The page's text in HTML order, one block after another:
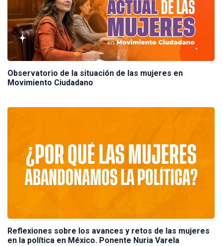
Observatorio de la situación de las mujeres en
Movimiento Ciudadano
Reflexiones sobre los avances y retos de las mujeres
en la política en México. Ponente Nuria Varela